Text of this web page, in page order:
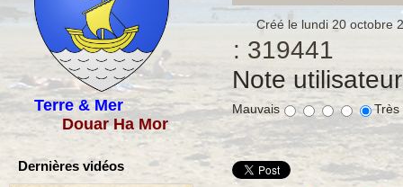
Terre & Mer
Douar Ha Mor
Dernières vidéos
Créé le lundi 20 octobre
: 319441
Note
Mauvais